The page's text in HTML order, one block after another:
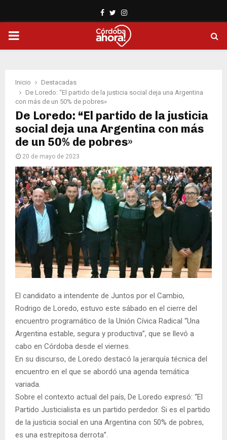
Facebook
TwitterInstagram
PRIMARY
Inicio
Destacadas
De Loredo: “El partido de la justicia social deja una Argentina
con más de un 50% de pobres»
De Loredo: “El partido de la justicia
social deja una Argentina con más
de un 50% de pobres»
20 de mayo de 2023
El candidato a intendente de Juntos por el Cambio,
Rodrigo de Loredo, estuvo este sábado en el cierre del
encuentro programático de la Unión Cívica Radical “Una
Argentina estable, segura y productiva”, que se llevó a
cabo en Córdoba desde el viernes.
En su discurso, de Loredo destacó la jerarquía técnica del
encuentro en el que se abordó una agenda temática
variada.
Sobre el contexto actual del país, De Loredo expresó: “El
Partido Justicialista es un partido perdedor. Si es el partido
de la justicia social en una Argentina con 50% de pobres,
es una estrepitosa derrota”.